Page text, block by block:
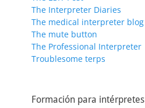
The Interpreter Diaries
The medical interpreter blog
The mute button
The Professional Interpreter
Troublesome terps
Formación para intérpretes